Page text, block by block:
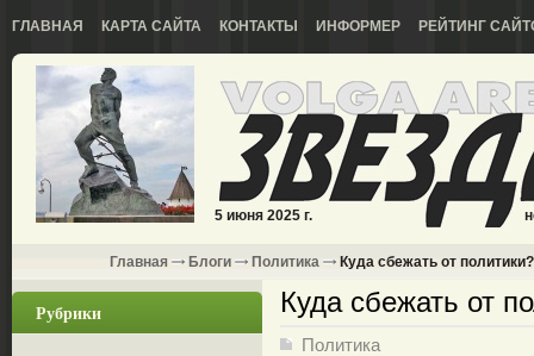
ГЛАВНАЯ КАРТА САЙТА КОНТАКТЫ ИНФОРМЕР РЕЙТИНГ
5 июня 2025 г.
Главная Блоги Политика Куда сбежать от политики?
Рубрики Куда сбежать от
Политика